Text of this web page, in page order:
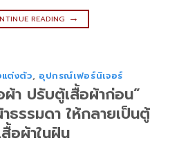
READING →
ต่งตัว, อุปกรณ์เฟอร์นิเจอร์
า ปรับตู้เสื้อผ้าก่อน”
ธรรมดา ให้กลายเป็นตู้
สื้อผ้าในฝัน